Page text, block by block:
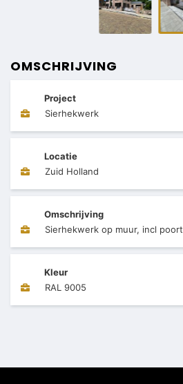
OMSCHRIJVING
Project
Sierhekwerk
Locatie
Zuid Holland
Omschrijving
Sierhekwerk op muur, incl poort
Kleur
RAL 9005